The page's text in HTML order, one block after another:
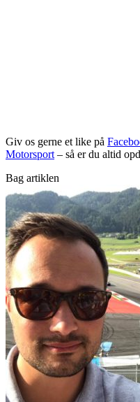
Giv os gerne et like på
Motorsport – så er du altid
Bag artiklen